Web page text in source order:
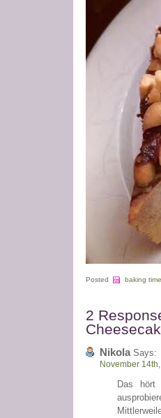
Posted baking time
2
NikolaSays:
November
Das